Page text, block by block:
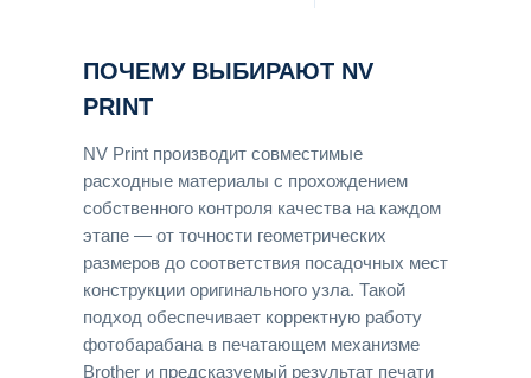
ПОЧЕМУ ВЫБИРАЮТ NV
PRINT
NV Print производит совместимые
расходные материалы с прохождением
собственного контроля качества на каждом
этапе — от точности геометрических
размеров до соответствия посадочных мест
конструкции оригинального узла. Такой
подход обеспечивает корректную работу
фотобарабана в печатающем механизме
Brother и предсказуемый результат печати